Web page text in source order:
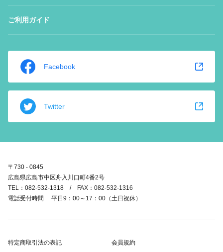
ご利用ガイド
Facebook
Twitter
〒730 - 0845
広島県広島市中区舟入川口町4番2号
TEL：082-532-1318 / FAX：082-532-1316
電話受付時間 平日9：00～17：00（土日祝休）
特定商取引法の表記 会員規約